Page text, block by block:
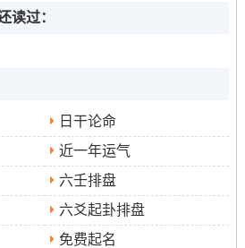
忌
太岁方位与三煞位，若不得不在不
化解之法！安门忌冲山煞 -嫁娶忌
忌日推荐
读过：
日干论命
近一年运气
六壬排盘
六爻起卦排盘
免费起名